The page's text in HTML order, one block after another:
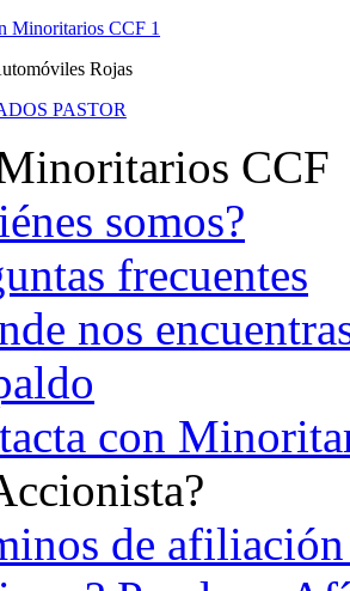
CCF
somos?
frecuentes
nos
con
de